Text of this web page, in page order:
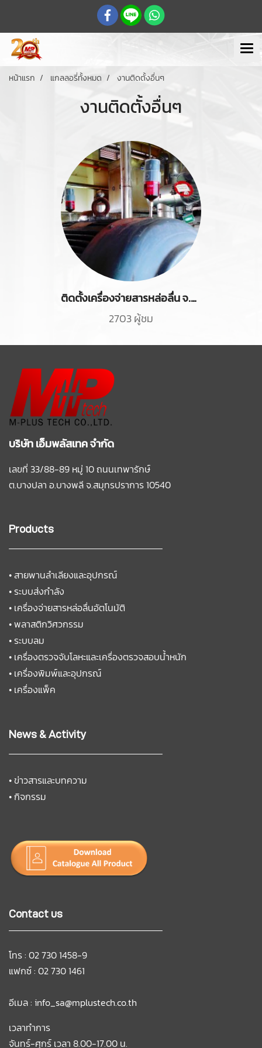
หน้าแรก แกลลอรี่ทั้งหมด งานติดตั้งอื่นๆ
งานติดตั้งอื่นๆ
ติดตั้งเครื่องจ่ายสารหล่อลื่น จ.ฉะเชิงเทรา
2703 ผู้ชม
บริษัท เอ็มพลัสเทค จำกัด
เลขที่ 33/88-89 หมู่ 10 ถนนเทพารักษ์
ต.บางปลา อ.บางพลีจ.สมุทรปราการ 10540
Products
•สายพานลำเลียงและอุปกรณ์
•ระบบส่งกำลัง
• เครื่องจ่ายสารหล่อลื่นอัตโนมัติ
•พลาสติกวิศวกรรม
•ระบบลม
• เครื่องตรวจจับโลหะและเครื่องตรวจสอบน้ำหนัก
• เครื่องพิมพ์และอุปกรณ์
• เครื่องแพ็ค
News & Activity
•ข่าวสารและบทความ
•กิจกรรม
Contact us
โทร : 02 730 1458-9
แฟกซ์ : 02 730 1461
อีเมล : info_sa@mplustech.co.th
เวลาทำการ
จันทร์-ศุกร์ เวลา 8.00-17.00 น.